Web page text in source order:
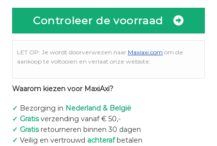
Controleer de voorraad
LET OP: Je wordt doorverwezen naar Maxiaxi.com om de
aankoop te voltooien en verlaat onze website.
Waarom kiezen voor MaxiAxi?
✓ Bezorging in Nederland & België
✓ Gratisverzending vanaf € 50,-
✓ Gratisretourneren binnen 30 dagen
✓ Veilig en vertrouwd achterafbetalen